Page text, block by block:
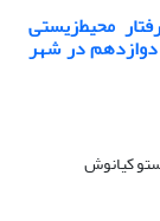
محیط‌‌زیستی
دوازدهم در شهر
کیانوش